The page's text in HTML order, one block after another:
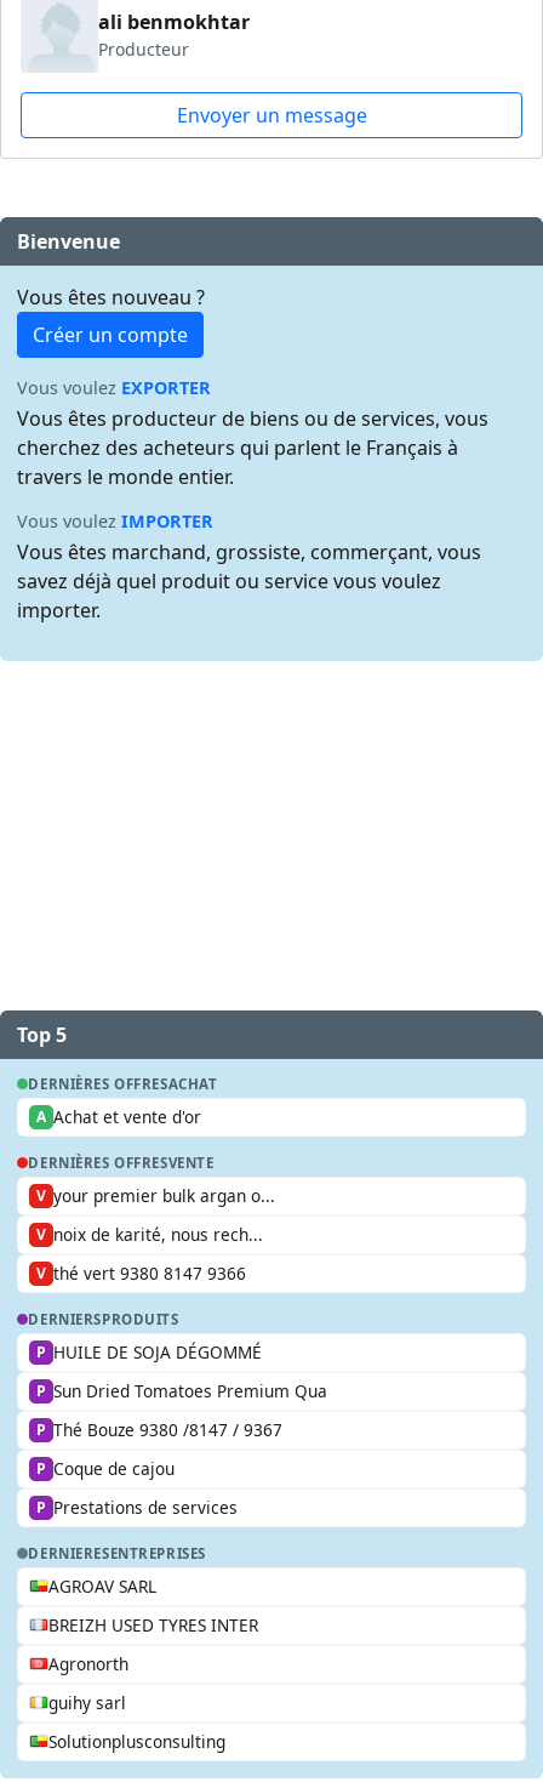
ali benmokhtar
Producteur
Envoyer un message
Bienvenue
Vous êtes nouveau ?
Créer un compte
Vous voulez EXPORTER
Vous êtes producteur de biens ou de services, vous
cherchez des acheteurs qui parlent le Français à
travers le monde entier.
Vous voulezIMPORTER
Vous êtes marchand, grossiste, commerçant, vous
savez déjà quel produit ou service vous voulez
importer.
Top 5
DERNIÈRES OFFRESACHAT
A Achat et vente d'or
DERNIÈRES OFFRESVENTE
V your premier bulk argan o...
V noix de karité, nous rech...
V thé vert 9380 8147 9366
DERNIERSPRODUITS
P HUILE DE SOJA DÉGOMMÉ
P Sun Dried Tomatoes Premium Qua
P Thé Bouze 9380 /8147 / 9367
P Coque de cajou
P Prestations de services
DERNIERESENTREPRISES
AGROAV SARL
BREIZH USED TYRES INTER
Agronorth
guihy sarl
Solutionplusconsulting